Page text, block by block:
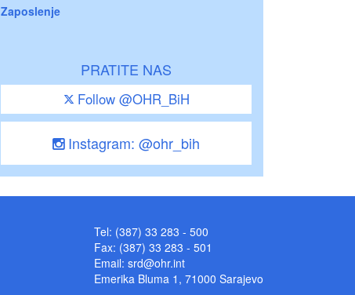
Zaposlenje
PRATITE NAS
Follow @OHR_BiH
Instagram: @ohr_bih
Tel: (387) 33 283 - 500
Fax: (387) 33 283 - 501
Email: srd@ohr.int
Emerika Bluma 1, 71000 Sarajevo